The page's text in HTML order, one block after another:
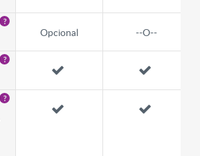
Opcional --O--